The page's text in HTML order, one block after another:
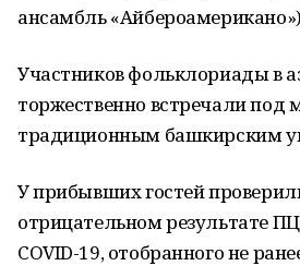
ансамбль
Участников фольклориады в
торжественно встречали под
традиционным башкирским
У прибывших гостей
отрицательном результате
COVID-19, отобранного не